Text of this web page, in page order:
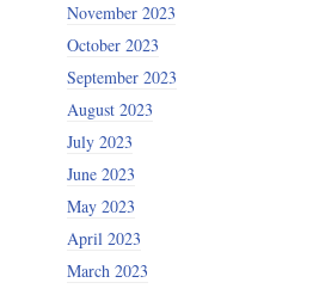
November 2023
October 2023
September 2023
August 2023
July 2023
June 2023
May 2023
April 2023
March 2023